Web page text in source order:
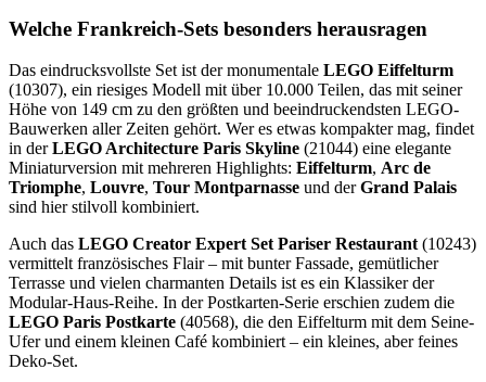
Welche Frankreich-Sets besonders herausragen
Das eindrucksvollste Set ist der monumentale LEGO Eiffelturm
(10307), ein riesiges Modell mit über 10.000 Teilen, das mit seiner
Höhe von 149 cm zu den größten und beeindruckendsten LEGO-
Bauwerken aller Zeiten gehört. Wer es etwas kompakter mag, findet
in derLEGO Architecture Paris Skyline (21044) eine elegante
Miniaturversion mit mehreren Highlights: Eiffelturm, Arc de
Triomphe, Louvre, Tour Montparnasse und derGrand Palais
sind hier stilvoll kombiniert.
Auch das LEGO Creator Expert Set Pariser Restaurant (10243)
vermittelt französisches Flair – mit bunter Fassade, gemütlicher
Terrasse und vielen charmanten Details ist es ein Klassiker der
Modular-Haus-Reihe. In der Postkarten-Serie erschien zudem die
LEGO Paris Postkarte (40568), die den Eiffelturm mit dem Seine-
Ufer und einem kleinen Café kombiniert – ein kleines, aber feines
Deko-Set.